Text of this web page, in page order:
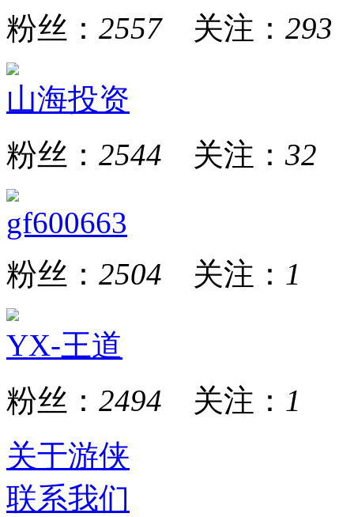
粉丝： 2557关注： 293
山海投资
粉丝： 2544 关注： 32
gf600663
粉丝： 2504 关注： 1
YX-王道
粉丝： 2494 关注： 1
关于游侠
联系我们